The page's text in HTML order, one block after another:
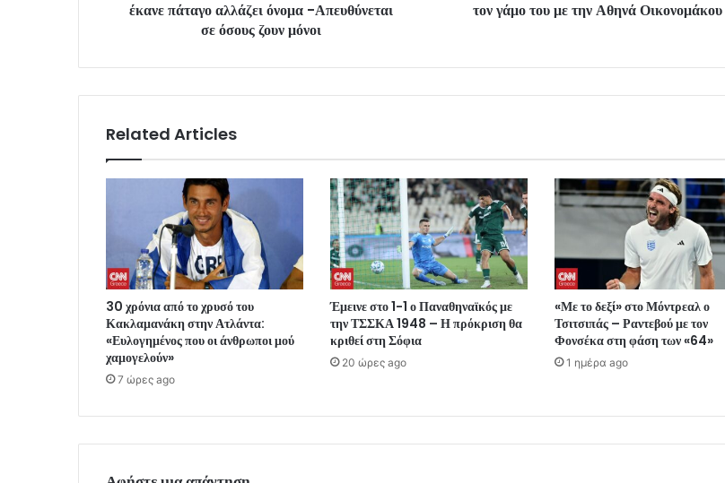
έκανε πάταγο αλλάζει όνομα -Απευθύνεται
σε όσους ζουν μόνοι
τον γάμο του με την Αθηνά Οικονομάκου
Related Articles
30 χρόνια από το χρυσό του
Κακλαμανάκη στην Ατλάντα:
«Ευλογημένος που οι άνθρωποι μού
χαμογελούν»
7 ώρες ago
Έμεινε στο 1-1 ο Παναθηναϊκός με
την ΤΣΣΚΑ 1948 – Η πρόκριση θα
κριθεί στη Σόφια
20 ώρες ago
«Με το δεξί» στο Μόντρεαλ ο
Τσιτσιπάς – Ραντεβού με τον
Φονσέκα στη φάση των «64»
1 ημέρα ago